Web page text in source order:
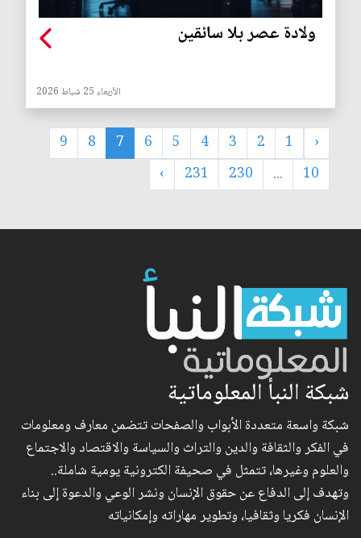
ولادة عصر بلا سائقين
الأربعاء 25 شباط 2026
‹
1
2
3
4
5
6
7
8
9
10
...
230
231
›
شبكة النبأ المعلوماتية
شبكة واسعة متعددة الأبواب والصفحات تتضمن معارف ومعلومات
في الفكر والثقافة والدين والتراث والسياسة والاقتصاد والاجتماع
والعلوم وغيرها، تتمثل في صحيفة الكترونية يومية شاملة..
وتهدف إلى الدفاع عن حقوق الإنسان ونشر الوعي والدعوة إلى بناء
الإنسان فكريا وثقافيا، وتطوير مهاراته وإمكانياته